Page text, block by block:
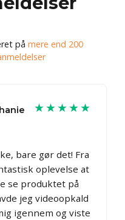
på mere end 200
★★★★★
bare gør det! Fra
oplevelse at
se produktet på
jeg videoopkald
igennem og viste